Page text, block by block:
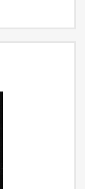
velmistra Marka